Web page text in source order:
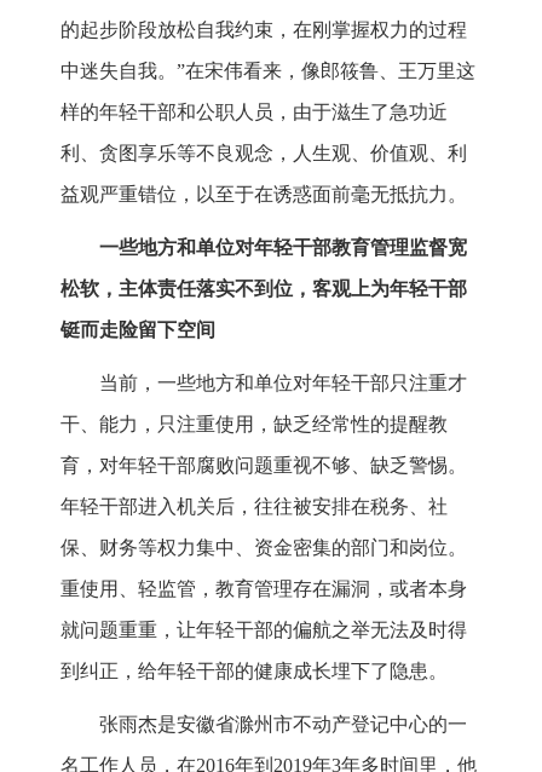
的起步阶段放松自我约束，在刚掌握权力的过程
中迷失自我。”在宋伟看来，像郎筱鲁、王万里这
样的年轻干部和公职人员，由于滋生了急功近
利、贪图享乐等不良观念，人生观、价值观、利
益观严重错位，以至于在诱惑面前毫无抵抗力。
一些地方和单位对年轻干部教育管理监督宽
松软，主体责任落实不到位，客观上为年轻干部
铤而走险留下空间
当前，一些地方和单位对年轻干部只注重才
干、能力，只注重使用，缺乏经常性的提醒教
育，对年轻干部腐败问题重视不够、缺乏警惕。
年轻干部进入机关后，往往被安排在税务、社
保、财务等权力集中、资金密集的部门和岗位。
重使用、轻监管，教育管理存在漏洞，或者本身
就问题重重，让年轻干部的偏航之举无法及时得
到纠正，给年轻干部的健康成长埋下了隐患。
张雨杰是安徽省滁州市不动产登记中心的一
名工作人员，在2016年到2019年3年多时间里，他